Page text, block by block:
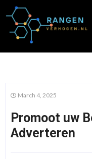
March 4, 2025
Promoot uw
Adverteren